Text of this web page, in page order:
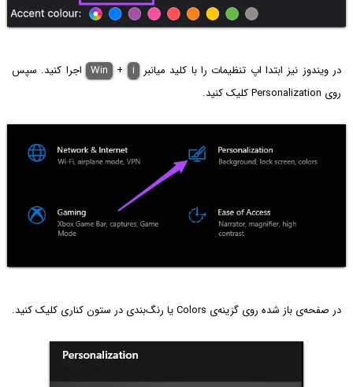
در ویندوز نیز ابتدا اپ تنظیمات را با کلید میانبر Win + i
اجرا کنید. سپس
روی Personalization کلیک کنید.
در صفحه‌ی باز شده روی گزینه‌ی Colors یا رنگ‌بندی در ستون کناری کلیک کنید.